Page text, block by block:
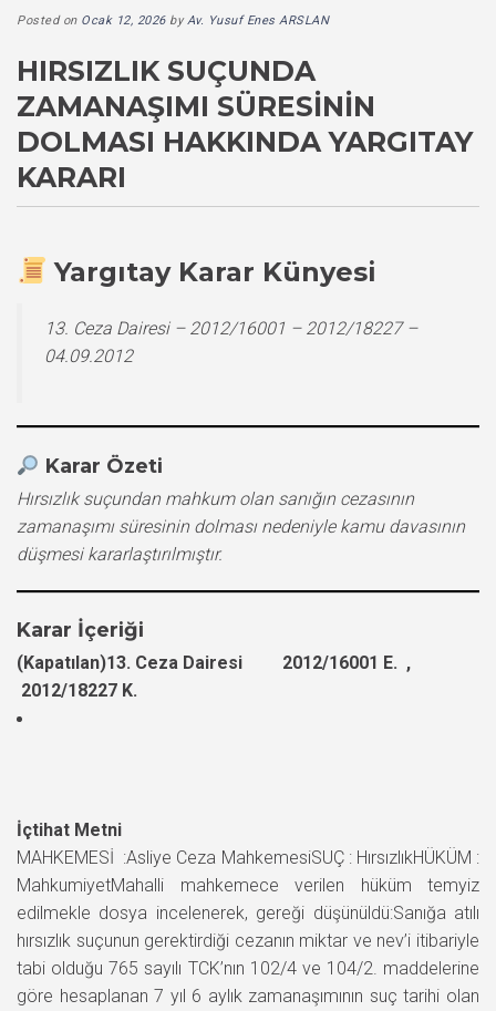
Posted on Ocak 12, 2026byAv. Yusuf Enes ARSLAN
HIRSIZLIK SUÇUNDA
ZAMANAŞIMI SÜRESININ
DOLMASI HAKKINDA YARGITAY
KARARI
Yargıtay Karar Künyesi
13. Ceza Dairesi – 2012/16001 – 2012/18227 –
04.09.2012
Karar Özeti
Hırsızlık suçundan mahkum olan sanığın cezasının
zamanaşımı süresinin dolması nedeniyle kamu davasının
düşmesi kararlaştırılmıştır.
Karar İçeriği
(Kapatılan)13. Ceza Dairesi 2012/16001 E. ,
2012/18227 K.
İçtihat Metni
MAHKEMESİ :Asliye Ceza MahkemesiSUÇ : HırsızlıkHÜKÜM :
MahkumiyetMahalli mahkemece verilen hüküm temyiz
edilmekle dosya incelenerek, gereği düşünüldü:Sanığa atılı
hırsızlık suçunun gerektirdiği cezanın miktar ve nev’i itibariyle
tabi olduğu 765 sayılı TCK’nın 102/4 ve 104/2. maddelerine
göre hesaplanan 7 yıl 6 aylık zamanaşımının suç tarihi olan